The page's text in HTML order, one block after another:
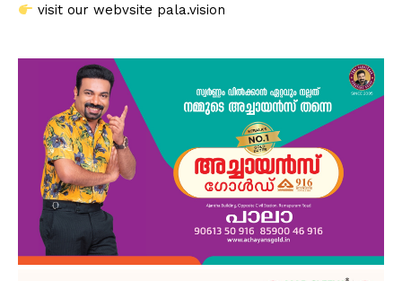
visit our webvsite pala.vision